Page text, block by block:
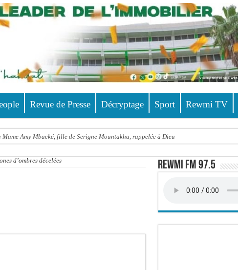
Revue de Presse Décryptage Sport Rewmi TV
Amy Mbacké, fille de Serigne Mountakha, rappelée à Dieu
d’ombres décelées Rewmi FM 97.5